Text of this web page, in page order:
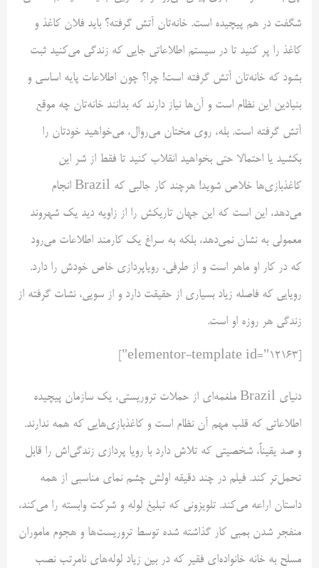
شگفت در هم پیچیده‌ است. خانه‌تان آتش گرفته؟ باید فلان کاغذ و
کاغذ را پر کنید تا در سیستم اطلاعاتی جایی که زندگی می‌کنید ثبت
بشود که خانه‌تان آتش گرفته است! چرا؟ چون اطلاعات پایه اساسی و
بنیادین این نظام است و آن‌ها نیاز دارند که بدانند خانه‌تان چه موقع
آتش گرفته است. بله، روی مختان می‌روال، می‌خواهید خودتان را
بکشید یا احتمالا حتی بخواهید انقلاب کنید تا فقط از شر این
کاغذبازی‌ها خلاص شوید! هرچند کار جالبی که Brazil انجام
می‌دهد، این است که این جهان تاریکش را از زاویه دید یک شهروند
معمولی به نشان نمی‌دهد، بلکه به سراغ یک کارمند اطلاعات می‌رود
که در کار او ماهر است و از طرفی، رویاپردازی خاص خودش را دارد.
رویایی که فاصله زیاد بسیاری از حقیقت دارد و از سویی، نشات گرفته از
زندگی هر روزه او است.
دنیای Brazil ملغمه‌ای از حملات تروریستی، یک سازمان پیچیده
اطلاعاتی که قلب مهم آن نظام است و کاغذبازی‌هایی که همه ندارند.
و صد یقیناً، شخصیتی که تلاش دارد با رویا پردازی زندگی‌اش را قابل
تحمل‌تر کند. فیلم در چند دقیقه اولش چشم نمای مناسبی از همه
داستان اراعه می‌کند. تلویزونی که تبلیغ لوله و شرکت وابسته را می‌کند،
منفجر شدن بمبی کار گذاشته شده توسط تروریست‌ها و هجوم ماموران
مسلح به خانه خانواده‌ای فقیر که در بین زیاد لوله‌های نامرتب نصب